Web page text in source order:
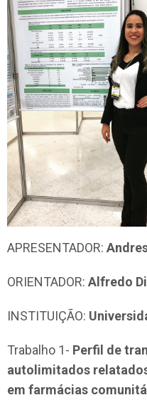
APRESENTADOR:
ORIENTADOR: Alfredo
INSTITUIÇÃO:
Trabalho 1- Perfil de
autolimitados
em farmácias